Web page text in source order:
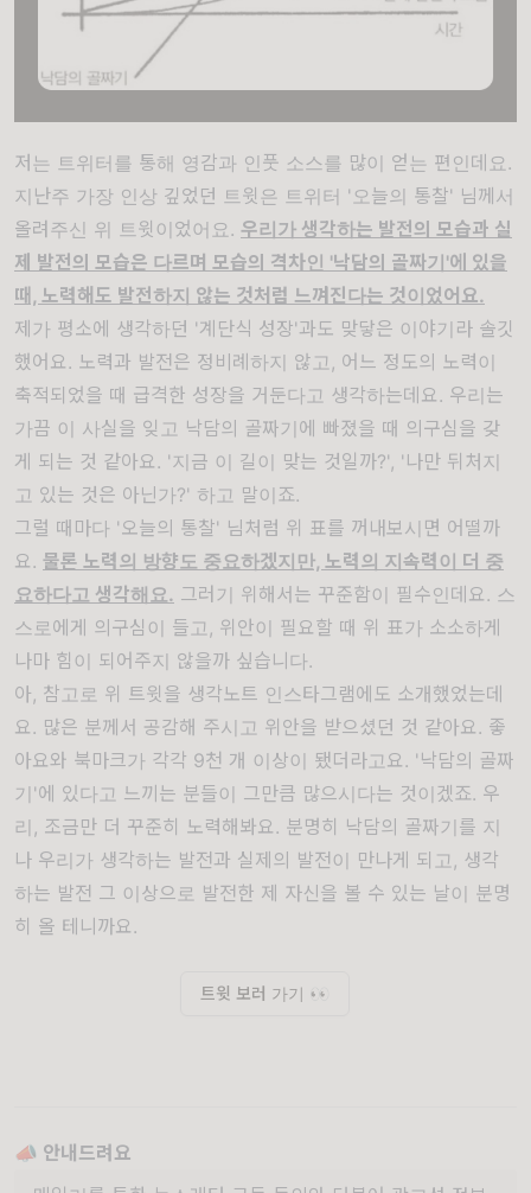
저는 트위터를 통해 영감과 인풋 소스를 많이 얻는 편인데요.
지난주 가장 인상 깊었던 트윗은 트위터 '오늘의 통찰' 님께서
올려주신 위 트윗이었어요. 우리가 생각하는 발전의 모습과 실
제 발전의 모습은 다르며 모습의 격차인 '낙담의 골짜기'에 있을
때, 노력해도 발전하지 않는 것처럼 느껴진다는 것이었어요.
제가 평소에 생각하던 '계단식 성장'과도 맞닿은 이야기라 솔깃
했어요. 노력과 발전은 정비례하지 않고, 어느 정도의 노력이
축적되었을 때 급격한 성장을 거둔다고 생각하는데요. 우리는
가끔 이 사실을 잊고 낙담의 골짜기에 빠졌을 때 의구심을 갖
게 되는 것 같아요. '지금 이 길이 맞는 것일까?', '나만 뒤처지
고 있는 것은 아닌가?' 하고 말이죠.
그럴 때마다 '오늘의 통찰' 님처럼 위 표를 꺼내보시면 어떨까
요. 물론 노력의 방향도 중요하겠지만, 노력의 지속력이 더 중
요하다고 생각해요. 그러기 위해서는 꾸준함이 필수인데요. 스
스로에게 의구심이 들고, 위안이 필요할 때 위 표가 소소하게
나마 힘이 되어주지 않을까 싶습니다.
아, 참고로 위 트윗을 생각노트 인스타그램에도 소개했었는데
요. 많은 분께서 공감해 주시고 위안을 받으셨던 것 같아요. 좋
아요와 북마크가 각각 9천 개 이상이 됐더라고요. '낙담의 골짜
기'에 있다고 느끼는 분들이 그만큼 많으시다는 것이겠죠. 우
리, 조금만 더 꾸준히 노력해봐요. 분명히 낙담의 골짜기를 지
나 우리가 생각하는 발전과 실제의 발전이 만나게 되고, 생각
하는 발전 그 이상으로 발전한 제 자신을 볼 수 있는 날이 분명
히 올 테니까요.
트윗 보러 가기 👀
📣 안내드려요